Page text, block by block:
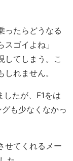
ったらどうなる
ゴイよね」
してしまう。こ
れません。
たが、F1をは
も少なくなかっ
せてくれるメー